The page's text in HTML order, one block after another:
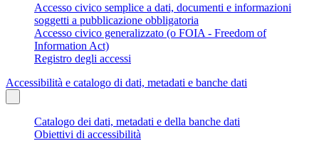
Accesso civico semplice a dati, documenti e informazioni
soggetti a pubblicazione obbligatoria
Accesso civico generalizzato (o FOIA - Freedom of
Information Act)
Registro degli accessi
Accessibilità e catalogo di dati, metadati e banche dati
Catalogo dei dati, metadati e della banche dati
Obiettivi di accessibilità